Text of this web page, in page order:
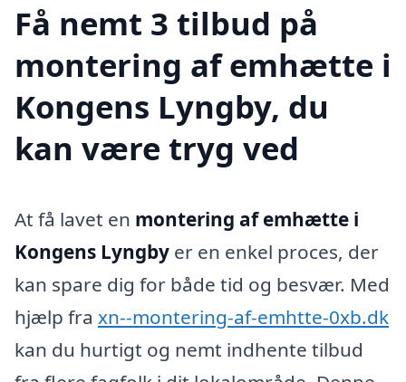
Få nemt 3 tilbud på
montering af emhætte i
Kongens Lyngby, du
kan være tryg ved
At få lavet en montering af emhætte i
Kongens Lyngby er en enkel proces, der
kan spare dig for både tid og besvær. Med
hjælp fra xn--montering-af-emhtte-0xb.dk
kan du hurtigt og nemt indhente tilbud